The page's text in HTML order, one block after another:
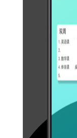
足不同用户的审美需
2. 多语言支持：
3. 与第三方应用
邮件客户端）进行
4. 无广告打扰：
5. 持续更新与优